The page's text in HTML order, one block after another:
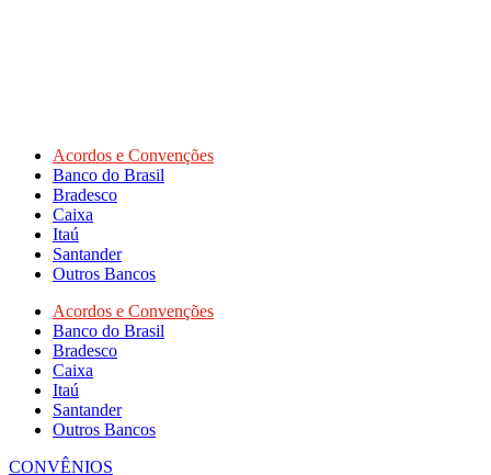
Acordos e Convenções
Banco do Brasil
Bradesco
Caixa
Itaú
Santander
Outros Bancos
Acordos e Convenções
Banco do Brasil
Bradesco
Caixa
Itaú
Santander
Outros Bancos
CONVÊNIOS